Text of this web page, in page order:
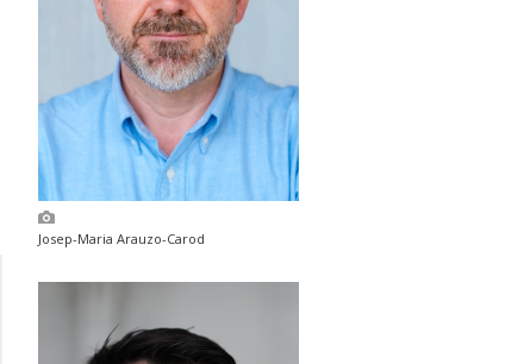
Josep-Maria Arauzo-Carod